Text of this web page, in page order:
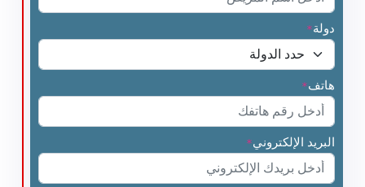
دولة*
هاتف*
البريد الإلكتروني*